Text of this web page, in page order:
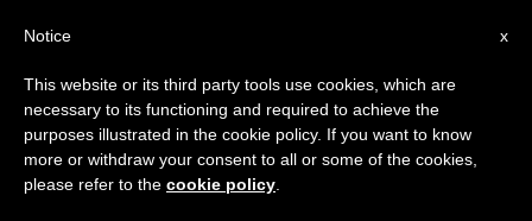
كنيسة محليّة
x
Notice
This website or its third party tools use cookies, which are
necessary to its functioning and required to achieve the
purposes illustrated in the cookie policy. If you want to know
more or withdraw your consent to all or some of the cookies,
please refer to the cookie policy